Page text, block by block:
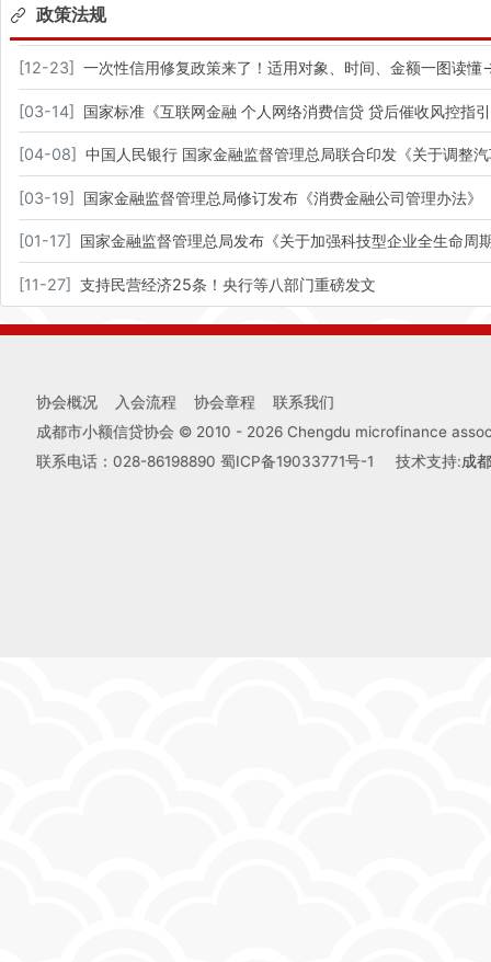
政策法规
[12-23] 一次性信用修复政策来了！适用对象、时间、金额一图读
[03-14] 国家标准《互联网金融 个人网络消费信贷 贷后催收风控指
[04-08] 中国人民银行 国家金融监督管理总局联合印发《关于调整
[03-19] 国家金融监督管理总局修订发布《消费金融公司管理办法》
[01-17] 国家金融监督管理总局发布《关于加强科技型企业全生命周
[11-27] 支持民营经济25条！央行等八部门重磅发文
协会概况 入会流程 协会章程
联系我们
成都市小额信贷协会 © 2010 - 2026 Chengdu microfinance
联系电话：028-86198890 蜀ICP备19033771号-1 技术支持:成